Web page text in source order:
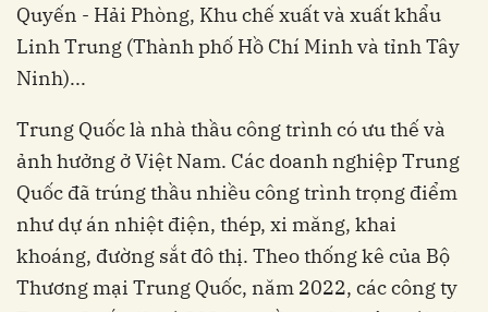
Quyến - Hải Phòng, Khu chế xuất và xuất khẩu
Linh Trung (Thành phố Hồ Chí Minh và tỉnh Tây
Ninh)...
Trung Quốc là nhà thầu công trình có ưu thế và
ảnh hưởng ở Việt Nam. Các doanh nghiệp Trung
Quốc đã trúng thầu nhiều công trình trọng điểm
như dự án nhiệt điện, thép, xi măng, khai
khoáng, đường sắt đô thị. Theo thống kê của Bộ
Thương mại Trung Quốc, năm 2022, các công ty